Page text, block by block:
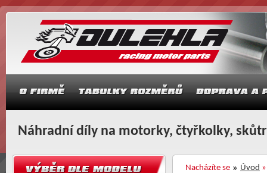
Náhradní díly na motorky, čtyřkolky,
Nacházíte se Úvod